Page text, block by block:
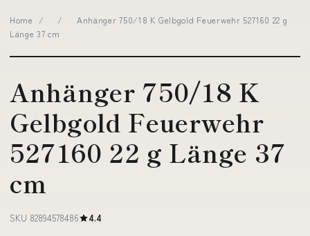
Home / /
Anhänger 750/18 K Gelbgold Feuerwehr 527160 22 g
Länge 37 cm
Anhänger 750/18 K
Gelbgold Feuerwehr
527160 22 g Länge 37
cm
SKU 82894578486 4.4